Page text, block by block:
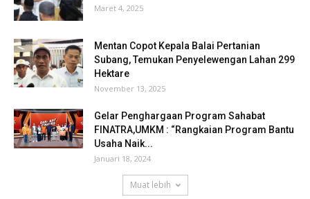
Maret 4, 2025
Mentan Copot Kepala Balai Pertanian
Subang, Temukan Penyelewengan Lahan 299
Hektare
November 13, 2025
Gelar Penghargaan Program Sahabat
FINATRA,UMKM : “Rangkaian Program Bantu
Usaha Naik...
Januari 18, 2024
Muat lebih